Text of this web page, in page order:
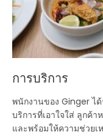
การบริการ
พนักงานของ Ginger ไ
บริการที่เอาใจใส่ ลูกค้
และพร้อมให้ความช่วยเ